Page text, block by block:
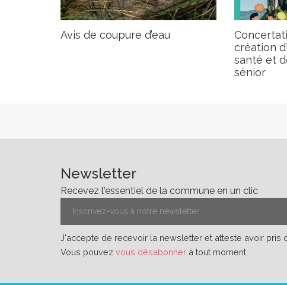
Avis de coupure d’eau
création
santé et
sénior
Newsletter
Recevez l'essentiel de la commune en un clic
J'accepte de recevoir la newsletter et atteste avoir pris
Vous pouvez vous désabonner à tout moment.